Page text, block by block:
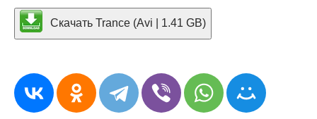
Скачать Trance (Avi | 1.41 GB)